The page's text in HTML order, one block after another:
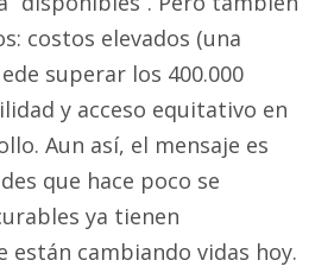
costos elevados (una
superar los 400.000
y acceso equitativo en
Aun así, el mensaje es
que hace poco se
ya tienen
cambiando vidas hoy.